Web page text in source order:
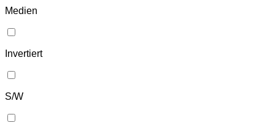
Medien
Invertiert
S/W